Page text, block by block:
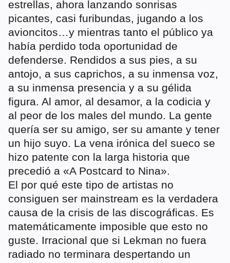
estrellas, ahora lanzando sonrisas
picantes, casi furibundas, jugando a los
avioncitos…y mientras tanto el público ya
había perdido toda oportunidad de
defenderse. Rendidos a sus pies, a su
antojo, a sus caprichos, a su inmensa voz,
a su inmensa presencia y a su gélida
figura. Al amor, al desamor, a la codicia y
al peor de los males del mundo. La gente
quería ser su amigo, ser su amante y tener
un hijo suyo. La vena irónica del sueco se
hizo patente con la larga historia que
precedió a «A Postcard to Nina».
El por qué este tipo de artistas no
consiguen ser mainstream es la verdadera
causa de la crisis de las discográficas. Es
matemáticamente imposible que esto no
guste. Irracional que si Lekman no fuera
radiado no terminara despertando un